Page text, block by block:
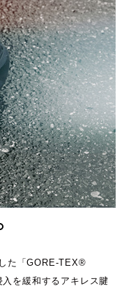
sneakerwolf
Teva
Timberland
ARROWS
ZOKU
た「GORE-TEX®
を緩和するアキレス腱